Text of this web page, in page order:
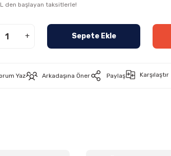
den başlayan taksitlerle!
+ Sepete Ekle
Yaz Arkadaşına Öner Paylaş Karşılaştır